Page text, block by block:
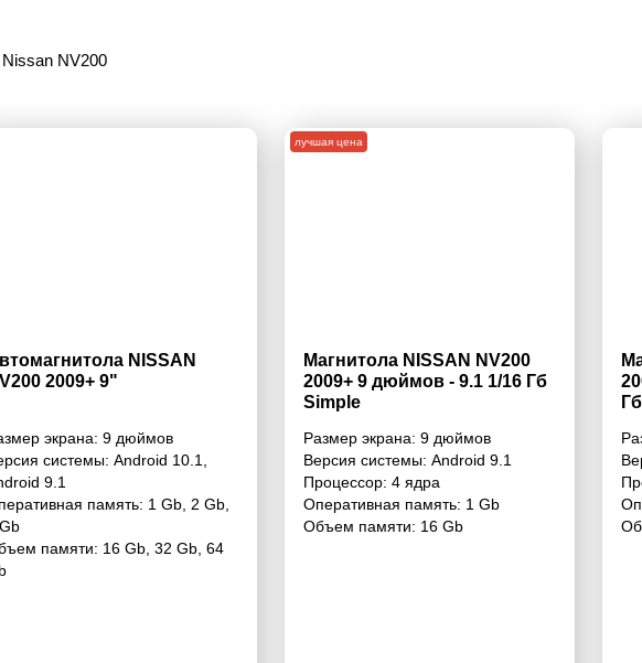
NV200
NISSAN
2009+ 9"
экрана: 9 дюймов
системы: Android 10.1
9.1
память: 1 Gb 2 Gb
памяти: 16 Gb 32 Gb 64
Магнитола NISSAN NV200
2009+ 9 дюймов - 9.1 1/16 Гб
Simple
Размер экрана: 9 дюймов
Версия системы: Android 9.1
Процессор: 4 ядра
Оперативная память: 1 Gb
Объем памяти: 16 Gb
лучшая цена